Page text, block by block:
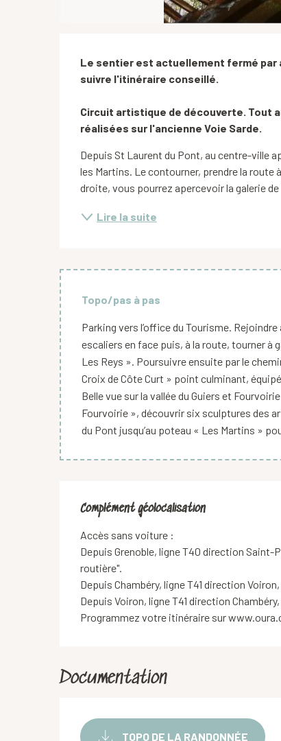
Description
Le sentier est actuellement fermé par
suivre l'itinéraire conseillé.
Circuit artistique de découverte. Tout
réalisées sur l'ancienne Voie Sarde.
Depuis St Laurent du Pont, au centre-ville
les Martins. Le contourner, prendre la
droite, vous pourrez apercevoir la galerie
Lire la suite
Topo/pas à pas
Parking vers l’office du Tourisme.
escaliers en face puis, à la route, tourner à
Les Reys ». Poursuivre ensuite par le
Croix de Côte Curt » point culminant,
Belle vue sur la vallée du Guiers et
Fourvoirie », découvrir six sculptures des
du Pont jusqu’au poteau « Les Martins »
Complément géolocalisation
Complément géolocalisation
Accès sans voiture :
Depuis Grenoble, ligne T40 direction
routière".
Depuis Chambéry, ligne T41 direction
Depuis Voiron, ligne T41 direction
Programmez votre itinéraire sur
Documentation
TOPO DE LA RANDONNÉE